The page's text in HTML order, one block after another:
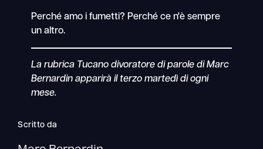
Perché amo i fumetti? Perché ce n'è sempre
un altro.
La rubrica Tucano divoratore di parole di Marc
Bernardin apparirà il terzo martedì di ogni
mese.
Scritto da